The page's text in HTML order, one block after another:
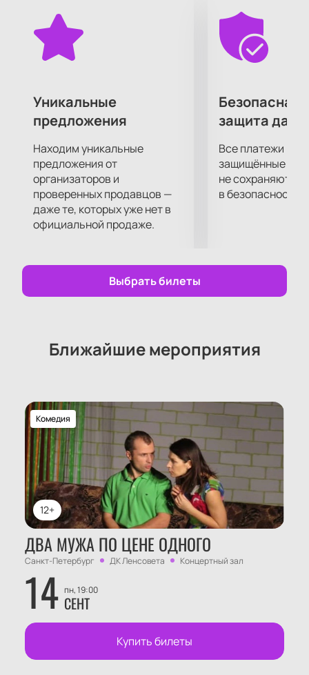
эффекты дополнят красоту сюжетной линии.
Какие бы приключения не поджидали героев,
сказка неизменно остается доброй, поучительной
и волшебной.
Уникальные
предложения
Находим уникальные
предложения от
организаторов и
проверенных продавцов —
даже те, которых уже нет в
официальной продаже.
Безопасная
защита
Все платежи
защищённые
не сохраняются
в безопасности.
Выбрать билеты
Ближайшие мероприятия
12+
Комедия
ДВА МУЖА ПО ЦЕНЕ ОДНОГО
Санкт-Петербург ДК Ленсовета Концертный зал
14 пн, 19:00
СЕНТ
Купить билеты